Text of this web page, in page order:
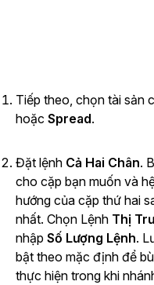
Tiếp theo, chọn tài sản
hoặc Spread.
Đặt lệnh Cả Hai Chân.
cho cặp bạn muốn và
hướng của cặp thứ hai
nhất. Chọn Lệnh Thị
nhập Số Lượng Lệnh.
bật theo mặc định để
thực hiện trong khi